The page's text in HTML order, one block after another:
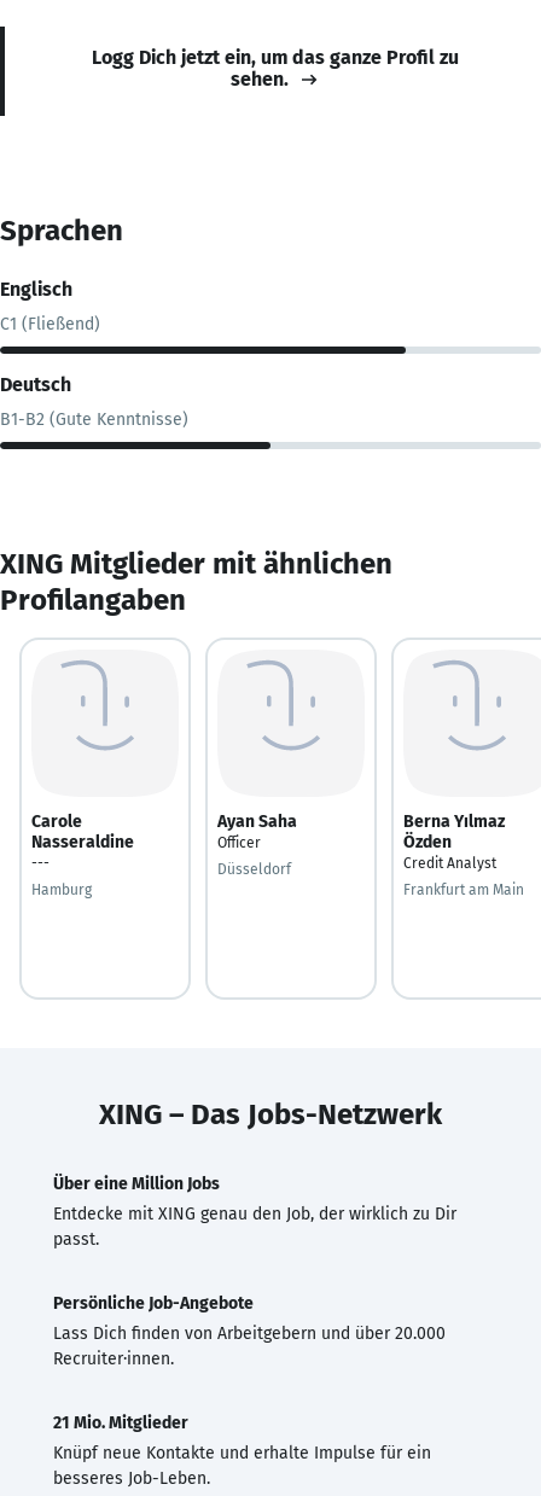
Logg Dich jetzt ein, um das ganze Profil zu
sehen.
Sprachen
Englisch
C1 (Fließend)
Deutsch
B1-B2 (Gute Kenntnisse)
XING Mitglieder mit ähnlichen
Profilangaben
Carole
Nasseraldine
---
Hamburg
Ayan Saha
Officer
Düsseldorf
Berna Yılmaz
Özden
Credit Analyst
Frankfurt am Main
XING – Das Jobs-Netzwerk
Über eine Million Jobs
Entdecke mit XING genau den Job, der wirklich zu Dir
passt.
Persönliche Job-Angebote
Lass Dich finden von Arbeitgebern und über 20.000
Recruiter·innen.
21 Mio. Mitglieder
Knüpf neue Kontakte und erhalte Impulse für ein
besseres Job-Leben.